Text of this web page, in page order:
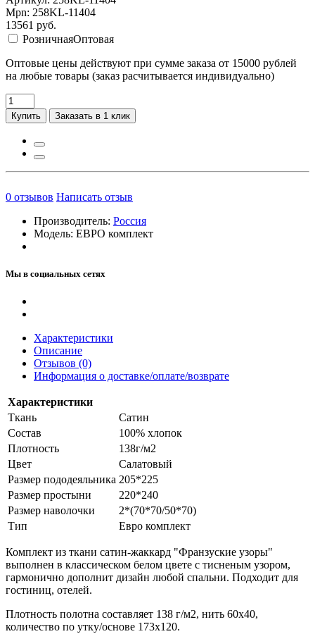
Mpn: 258KL-11404
13561 руб.
РозничнаяОптовая
Оптовые цены действуют при сумме заказа от 15000 рублей
на любые товары (заказ расчитывается индивидуально)
Купить Заказать в 1 клик
0 отзывов Написать отзыв
Производитель: Россия
Модель: ЕВРО комплект
Мы в социальных сетях
Характеристики
Описание
Отзывов (0)
Информация о доставке/оплате/возврате
Характеристики
Ткань
Сатин
Состав
100% хлопок
Плотность
138г/м2
Цвет
Салатовый
Размер пододеяльника 205*225
Размер простыни
220*240
Размер наволочки
2*(70*70/50*70)
Тип
Евро комплект
Комплект из ткани сатин-жаккард "Франзуские узоры"
выполнен в классическом белом цвете с тисненым узором,
гармонично дополнит дизайн любой спальни. Подходит для
гостиниц, отелей.
Плотность полотна составляет 138 г/м2, нить 60х40,
количество по утку/основе 173х120.